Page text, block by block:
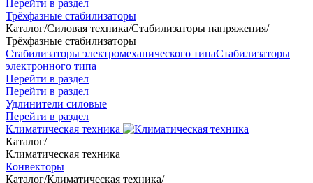
Перейти в раздел
Трёхфазные стабилизаторы
Каталог/Силовая техника/Стабилизаторы напряжения/
Трёхфазные стабилизаторы
Стабилизаторы электромеханического типаСтабилизаторы
электронного типа
Перейти в раздел
Перейти в раздел
Удлинители силовые
Перейти в раздел
Климатическая техника
Каталог/
Климатическая техника
Конвекторы
Каталог/Климатическая техника/